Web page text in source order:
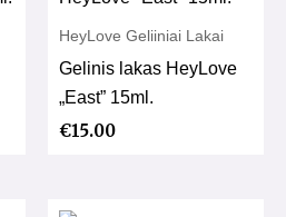
HeyLove Geliiniai Lakai
Gelinis lakas HeyLove
„East” 15ml.
€15.00